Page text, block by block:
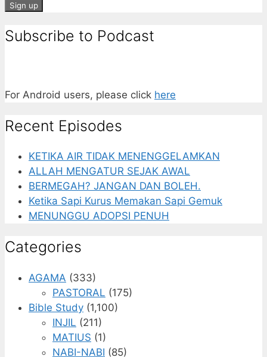
Subscribe to Podcast
For Android users, please click here
Recent Episodes
KETIKA AIR TIDAK MENENGGELAMKAN
ALLAH MENGATUR SEJAK AWAL
BERMEGAH? JANGAN DAN BOLEH.
Ketika Sapi Kurus Memakan Sapi Gemuk
MENUNGGU ADOPSI PENUH
Categories
AGAMA (333)
PASTORAL (175)
Bible Study (1,100)
INJIL (211)
MATIUS (1)
NABI-NABI (85)